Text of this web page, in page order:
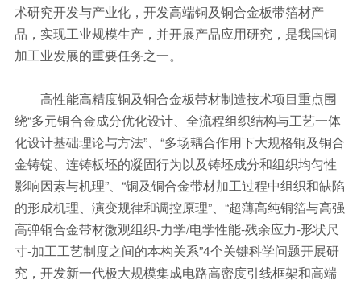
术研究开发与产业化，开发高端铜及铜合金板带箔材产
品，实现工业规模生产，并开展产品应用研究，是我国铜
加工业发展的重要任务之一。
高性能高精度铜及铜合金板带材制造技术项目重点围
绕“多元铜合金成分优化设计、全流程组织结构与工艺一体
化设计基础理论与方法”、“多场耦合作用下大规格铜及铜合
金铸锭、连铸板坯的凝固行为以及铸坯成分和组织均匀性
影响因素与机理”、“铜及铜合金带材加工过程中组织和缺陷
的形成机理、演变规律和调控原理”、“超薄高纯铜箔与高强
高弹铜合金带材微观组织-力学/电学性能-残余应力-形状尺
寸-加工工艺制度之间的本构关系”4个关键科学问题开展研
究，开发新一代极大规模集成电路高密度引线框架和高端